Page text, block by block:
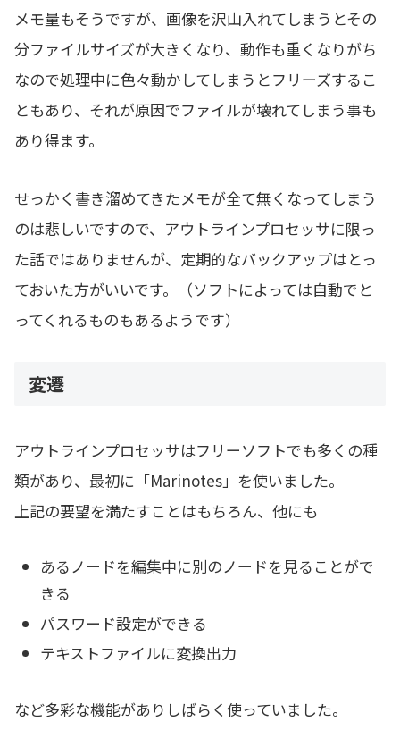
メモ量もそうですが、画像を沢山入れてしまうとその
分ファイルサイズが大きくなり、動作も重くなりがち
なので処理中に色々動かしてしまうとフリーズするこ
ともあり、それが原因でファイルが壊れてしまう事も
あり得ます。
せっかく書き溜めてきたメモが全て無くなってしまう
のは悲しいですので、アウトラインプロセッサに限っ
た話ではありませんが、定期的なバックアップはとっ
ておいた方がいいです。（ソフトによっては自動でと
ってくれるものもあるようです）
変遷
アウトラインプロセッサはフリーソフトでも多くの種
類があり、最初に「Marinotes」を使いました。
上記の要望を満たすことはもちろん、他にも
あるノードを編集中に別のノードを見ることがで
きる
パスワード設定ができる
テキストファイルに変換出力
など多彩な機能がありしばらく使っていました。